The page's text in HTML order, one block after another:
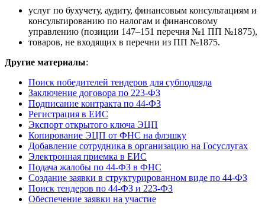
услуг по бухучету, аудиту, финансовым консультациям и
консультированию по налогам и финансовому
управлению (позиции 147–151 перечня №1 ПП №1875),
товаров, не входящих в перечни из ПП №1875.
Другие материалы:
Поиск победителей тендеров для субподряда
Заключение договора по 223-ФЗ
Подписание контракта по 44-ФЗ
Регистрация в ЕИС
Экспорт открытого ключа ЭЦП
Копирование ЭЦП от ФНС на флэшку
Добавление сотрудника в организацию на Госуслугах
Электронная приемка в ЕИС
Подача жалобы по 44-ФЗ в ФНС
Создание заявки в структурированном виде по 44-ФЗ
Поиск тендеров по 44-ФЗ и 223-ФЗ
Обеспечение заявки на участие